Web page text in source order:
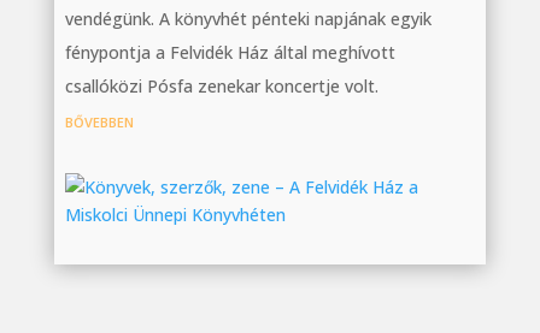
vendégünk. A könyvhét pénteki napjának egyik
fénypontja a Felvidék Ház által meghívott
csallóközi Pósfa zenekar koncertje volt.
bővebben